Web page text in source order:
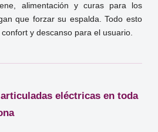
alimentación y curas para los
que forzar su espalda. Todo esto
y descanso para el usuario.
eléctricas en toda